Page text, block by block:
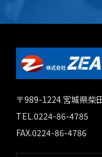
〒989-1224 宮城県柴
TEL.0224-86-4785
FAX.0224-86-4786